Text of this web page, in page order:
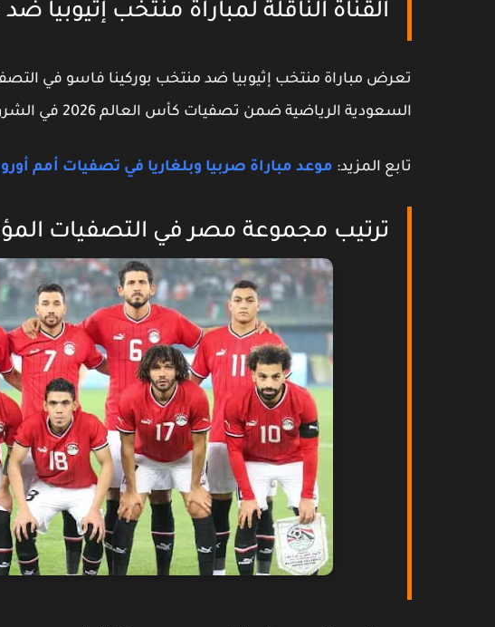
القناة الناقلة لمباراة منتخب إثيوبيا
السعودية الرياضية ضمن تصفيات كأس العالم 2026 في الشرق الأوسط.
تابع المزيد: موعد مباراة صربيا وبلغاريا في تصفيات أمم
ترتيب مجموعة مصر في التصفيات